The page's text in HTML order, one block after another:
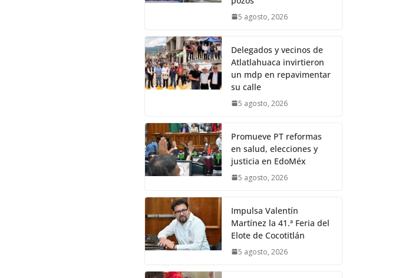
5 agosto, 2026
Delegados y vecinos de
Atlatlahuaca invirtieron
un mdp en repavimentar
su calle
5 agosto, 2026
Promueve PT reformas
en salud, elecciones y
justicia en EdoMéx
5 agosto, 2026
Impulsa Valentín
Martínez la 41.ª Feria del
Elote de Cocotitlán
5 agosto, 2026